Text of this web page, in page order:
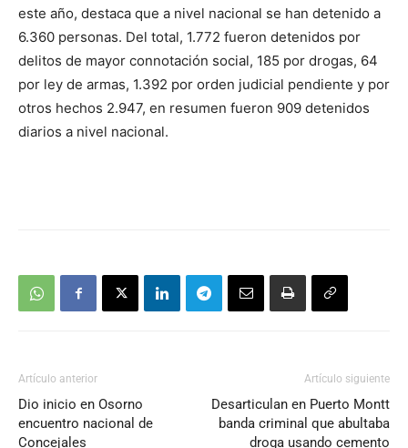
este año, destaca que a nivel nacional se han detenido a
6.360 personas. Del total, 1.772 fueron detenidos por
delitos de mayor connotación social, 185 por drogas, 64
por ley de armas, 1.392 por orden judicial pendiente y por
otros hechos 2.947, en resumen fueron 909 detenidos
diarios a nivel nacional.
Artículo anterior
Dio inicio en Osorno
encuentro nacional de
Concejales
Artículo siguiente
Desarticulan en Puerto Montt
banda criminal que abultaba
droga usando cemento